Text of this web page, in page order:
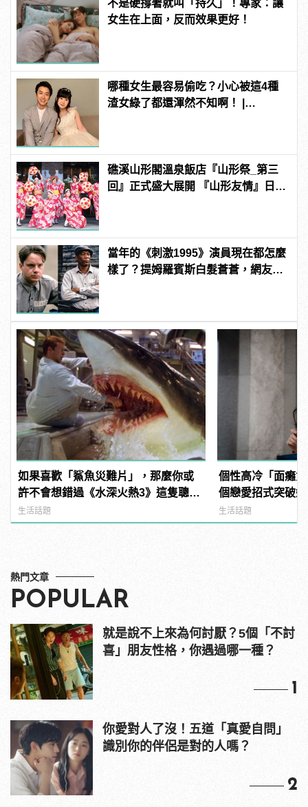
不是硬撐著就叫「持久」！專家：讓
女生在上面，反而效果更好！
哪種女生最容易偷吃？小心被這4種
渣女綠了都還渾然不知啊！ |
礁溪山形閣溫泉飯店『山形祭_第三
回』正式盛大展開 『山形友情』日本
當年的《刺激1995》演員現在都怎麼
樣了？提姆羅賓斯白髮蒼蒼，網友
如果喜歡「鯊魚災難片」，那麼你或
許不會想錯過《水深火熱3》這隻聰明
的鯊魚！
生活話題
個性高冷「面癱
個戀愛招式突破
manfashion這樣
生活話題
熱門文章
POPULAR
就是說不上來為何討厭？5個「不討
喜」朋友性格，你遇過哪一種？
1
你愛對人了沒！五道「真愛自問」
識別你的伴侶是對的人嗎？
2